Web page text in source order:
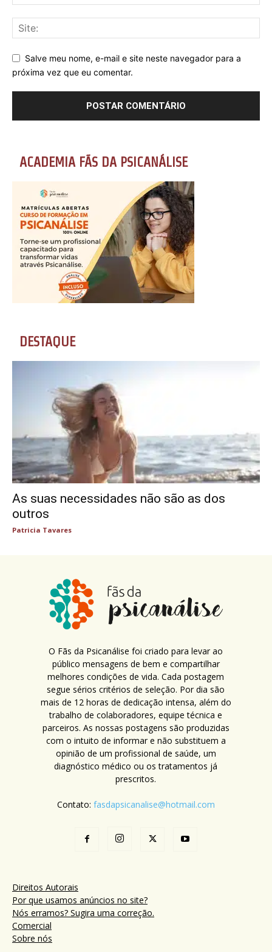
Salve meu nome, e-mail e site neste navegador para a
próxima vez que eu comentar.
ACADEMIA FÃS DA PSICANÁLISE
DESTAQUE
As suas necessidades não são as dos
outros
Patricia Tavares
O Fãs da Psicanálise foi criado para levar ao
público mensagens de bem e compartilhar
melhores condições de vida. Cada postagem
segue sérios critérios de seleção. Por dia são
mais de 12 horas de dedicação intensa, além do
trabalho de colaboradores, equipe técnica e
parceiros. As nossas postagens são produzidas
com o intuito de informar e não substituem a
opinião de um profissional de saúde, um
diagnóstico médico ou os tratamentos já
prescritos.
Contato: fasdapsicanalise@hotmail.com
Direitos Autorais
Por que usamos anúncios no site?
Nós erramos? Sugira uma correção.
Comercial
Sobre nós